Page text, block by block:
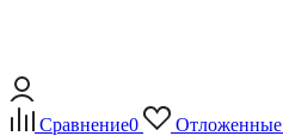
Сравнение0 Отложенные